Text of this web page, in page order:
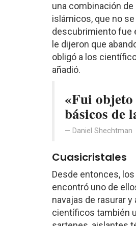
una combinación
islámicos, que no
descubrimiento fue
le dijeron que
obligó a los
añadió.
«Fui objeto
básicos de
Daniel Shechtman
Cuasicristales
Desde entonces,
encontró uno de
navajas de rasurar
científicos también